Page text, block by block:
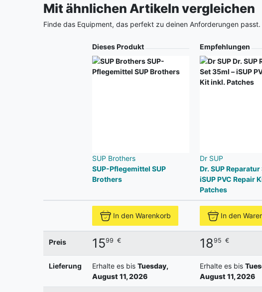
Mit ähnlichen Artikeln vergleichen
Finde das Equipment, das perfekt zu deinen Anforderungen passt.
Dieses Produkt
SUP Brothers
SUP-Pflegemittel SUP
Brothers
Empfehlungen
Dr SUP
Dr. SUP Reparatur
iSUP PVC Repair
Patches
In den Warenkorb In den
Preis 1599 € 1895 €
Lieferung Erhalte es bis Tuesday,
August 11, 2026
Erhalte es bis
August 11, 2026